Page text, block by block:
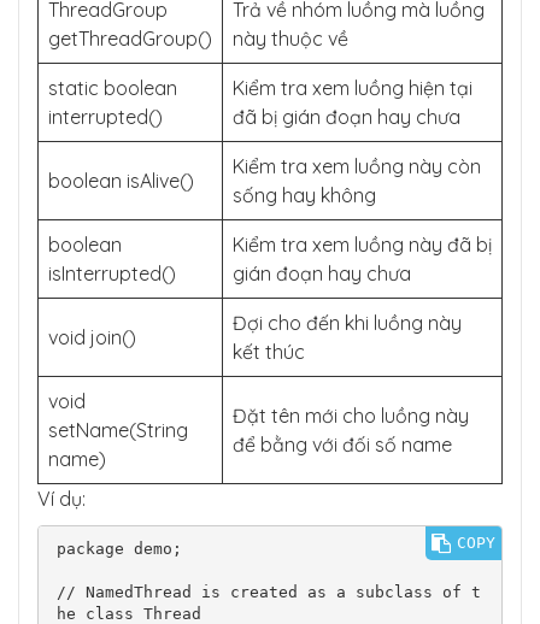
ThreadGroup
getThreadGroup()
Trả về nhóm luồng mà luồng
này thuộc về
static boolean
interrupted()
Kiểm tra xem luồng hiện tại
đã bị gián đoạn hay chưa
boolean isAlive()
Kiểm tra xem luồng này còn
sống hay không
boolean
isInterrupted()
Kiểm tra xem luồng này đã bị
gián đoạn hay chưa
void join()
Đợi cho đến khi luồng này
kết thúc
void
setName(String
name)
Đặt tên mới cho luồng này
để bằng với đối số name
Ví dụ:
package demo;
// NamedThread is created as a subclass of t
he class Thread
COPY